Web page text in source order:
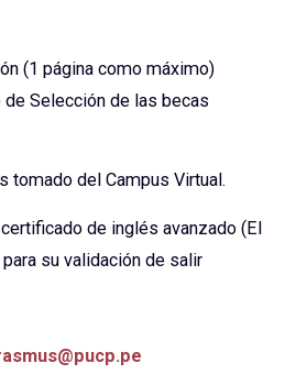
(1 página como máximo)
Selección de las becas
tomado del Campus Virtual.
de inglés avanzado (El
su validación de salir